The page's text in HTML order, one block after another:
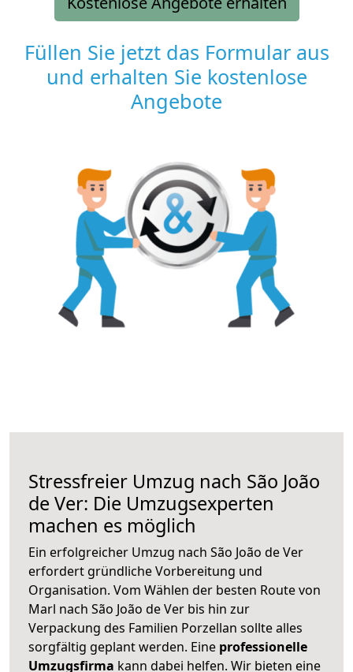
Füllen Sie jetzt das Formular aus
und erhalten Sie kostenlose
Angebote
Stressfreier Umzug nach São João
de Ver: Die Umzugsexperten
machen es möglich
Ein erfolgreicher Umzug nach São João de Ver
erfordert gründliche Vorbereitung und
Organisation. Vom Wählen der besten Route von
Marl nach São João de Ver bis hin zur
Verpackung des Familien Porzellan sollte alles
sorgfältig geplant werden. Eine professionelle
Umzugsfirma kann dabei helfen. Wir bieten eine